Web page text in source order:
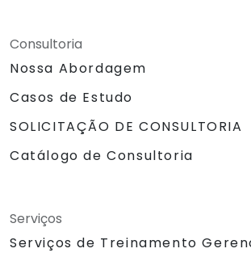
Consultoria
Nossa Abordagem
Casos de Estudo
SOLICITAÇÃO DE CONSULTORIA
Catálogo de Consultoria
Serviços
Serviços de Treinamento